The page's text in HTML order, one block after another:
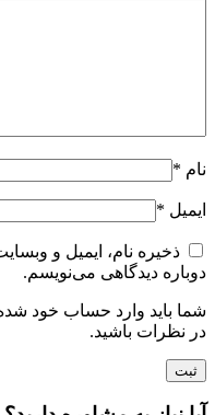
نام *
ایمیل *
ذخیره نام، ایمیل و
دوباره دیدگاهی می‌نویسم.
شما باید وارد حساب خود شده
در نظرات باشید.